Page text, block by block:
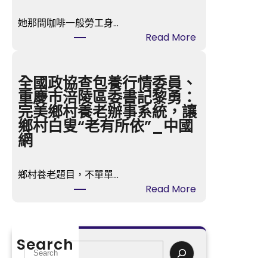
小
楚
—
她那間咖啡一般勞工身…
Read More:
紙
尿
務
國
全國政協查包養行情委員、
重慶市涪陵區委書記黎勇：
完美鄉村養老辦事系統，讓
鄉村白叟“老有所依”_中國
網
鄉村養老題目，不單單…
Read More:
政
Search
S